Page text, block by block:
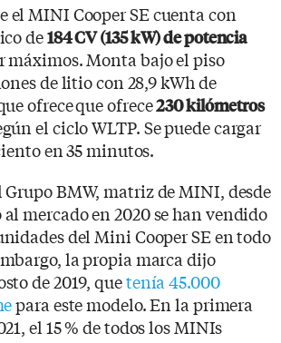
el MINI Cooper SE cuenta con
de184 CV (135 kW) de potencia
máximos. Monta bajo el piso
de litio con 28,9 kWh de
ofreceque ofrece230 kilómetros
el ciclo WLTP. Se puede cargar
en 35 minutos.
Grupo BMW, matriz de MINI, desde
mercado en 2020 se han vendido
del Mini Cooper SE en todo
la propia marca dijo
de 2019, quetenía 45.000
para este modelo. En la primera
el 15 % de todos los MINIs